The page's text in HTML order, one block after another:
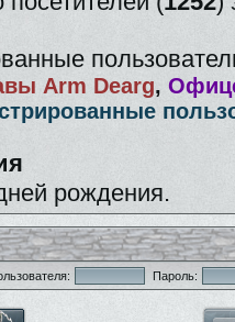
Arm Dearg,
рождения.
Пароль: